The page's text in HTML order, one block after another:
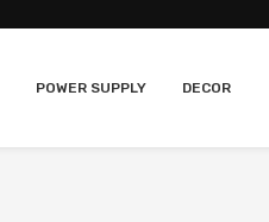
POWER SUPPLY DECOR